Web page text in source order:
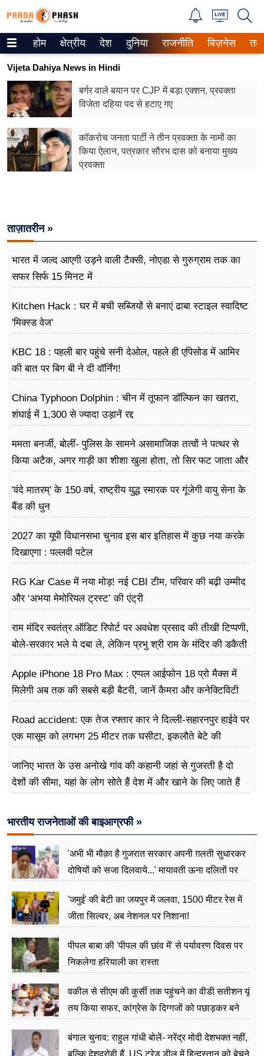
Trending on Google News
ePaper
वेब स्टोरीज
उत्तर प्रदेश
गैलरी
जीवन मंत्रा
ब्‍यूटी
जॉब्स
शिक्षा
अन्य खबरें
होम क्षेत्रीय देश दुनिया राजनीति बिज़नेस
Vijeta Dahiya News in Hindi
बर्गर वाले बयान पर CJP में बड़ा एक्शन, प्रवक्ता
विजेता दहिया पद से हटाए गए
कॉकरोच जनता पार्टी ने तीन प्रवक्ता के नामों का
किया ऐलान, पत्रकार सौरभ दास को बनाया मुख्य
प्रवक्ता
ताज़ातरीन »
भारत में जल्द आएगी उड़ने वाली टैक्सी, नोएडा से गुरुग्राम तक का
सफर सिर्फ 15 मिनट में
Kitchen Hack : घर में बची सब्जियों से बनाएं ढाबा स्टाइल स्वादिष्ट
'मिक्स्ड वेज'
KBC 18 : पहली बार पहुंचे सनी देओल, पहले ही एपिसोड में आमिर
की बात पर बिग बी ने दी वॉर्निंग!
China Typhoon Dolphin : चीन में तूफान डॉल्फिन का खतरा,
शंघाई में 1,300 से ज्यादा उड़ानें रद्द
ममता बनर्जी, बोलीं- पुलिस के सामने असामाजिक तत्वों ने पत्थर से
किया अटैक, अगर गाड़ी का शीशा खुला होता, तो सिर फट जाता और
'वंदे मातरम्' के 150 वर्ष, राष्ट्रीय युद्ध स्मारक पर गूंजेगी वायु सेना के
बैंड की धुन
2027 का यूपी विधानसभा चुनाव इस बार इतिहास में कुछ नया करके
दिखाएगा : पल्लवी पटेल
RG Kar Case में नया मोड़! नई CBI टीम, परिवार की बढ़ी उम्मीद
और ‘अभया मेमोरियल ट्रस्ट’ की एंट्री
राम मंदिर स्वतंत्र ऑडिट रिपोर्ट पर अवधेश प्रसाद की तीखी टिप्पणी,
बोले-सरकार भले ये दबा ले, लेकिन प्रभु श्री राम के मंदिर की डकैती
Apple iPhone 18 Pro Max : एप्पल आईफोन 18 प्रो मैक्स में
मिलेगी अब तक की सबसे बड़ी बैटरी, जानें कैमरा और कनेक्टिविटी
Road accident: एक तेज रफ्तार कार ने दिल्ली-सहारनपुर हाईवे पर
एक मासूम को लगभग 25 मीटर तक घसीटा, इकलौते बेटे की
जानिए भारत के उस अनोखे गांव की कहानी जहां से गुजरती है दो
देशों की सीमा, यहां के लोग सोते हैं देश में और खाने के लिए जाते हैं
भारतीय राजनेताओं की बाइआग्रफी »
'अभी भी मौक़ा है गुजरात सरकार अपनी ग़लती सुधारकर
दोषियों को सजा दिलवाये...' मायावती ऊना दलितों पर
'जमुई' की बेटी का जयपुर में जलवा, 1500 मीटर रेस में
जीता सिल्वर, अब नेशनल पर निशाना!
पीपल बाबा की 'पीपल की छांव में' से पर्यावरण दिवस पर
निकलेगा हरियाली का रास्ता
वकील से सीएम की कुर्सी तक पहुंचने का वीडी सतीशन यूं
तय किया सफर, कांग्रेस के दिग्गजों को पछाड़कर बने
बंगाल चुनाव: राहुल गांधी बोलें- नरेंद्र मोदी देशभक्त नहीं,